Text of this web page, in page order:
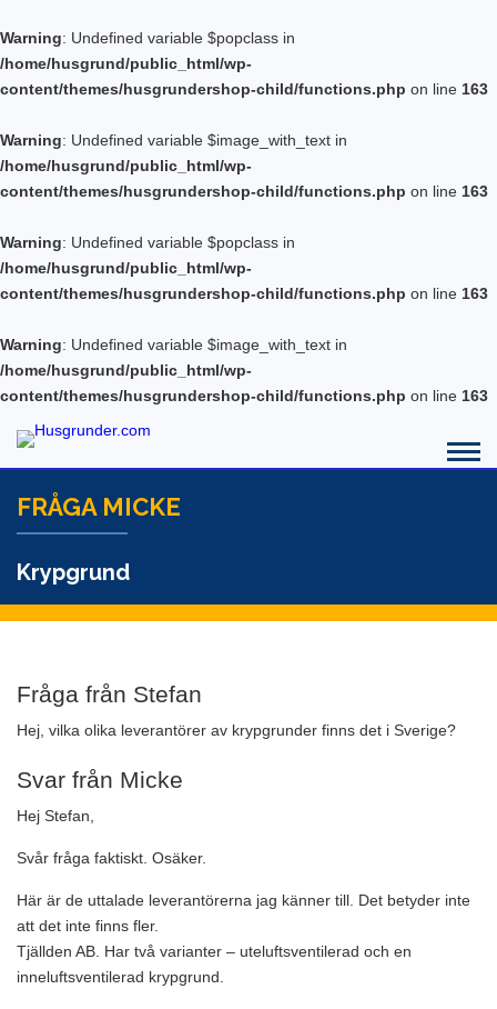
Warning: Undefined variable $popclass in
/home/husgrund/public_html/wp-
content/themes/husgrundershop-child/functions.php on line 163
Warning: Undefined variable $image_with_text in
/home/husgrund/public_html/wp-
content/themes/husgrundershop-child/functions.php on line 163
Warning: Undefined variable $popclass in
/home/husgrund/public_html/wp-
content/themes/husgrundershop-child/functions.php on line 163
Warning: Undefined variable $image_with_text in
/home/husgrund/public_html/wp-
content/themes/husgrundershop-child/functions.php on line 163
FRÅGA MICKE
Krypgrund
Fråga från Stefan
Hej, vilka olika leverantörer av krypgrunder finns det i Sverige?
Svar från Micke
Hej Stefan,
Svår fråga faktiskt. Osäker.
Här är de uttalade leverantörerna jag känner till. Det betyder inte
att det inte finns fler.
Tjällden AB. Har två varianter – uteluftsventilerad och en
inneluftsventilerad krypgrund.